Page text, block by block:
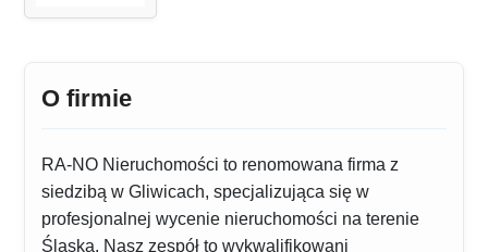
O firmie
RA-NO Nieruchomości to renomowana firma z
siedzibą w Gliwicach, specjalizująca się w
profesjonalnej wycenie nieruchomości na terenie
Śląska. Nasz zespół to wykwalifikowani